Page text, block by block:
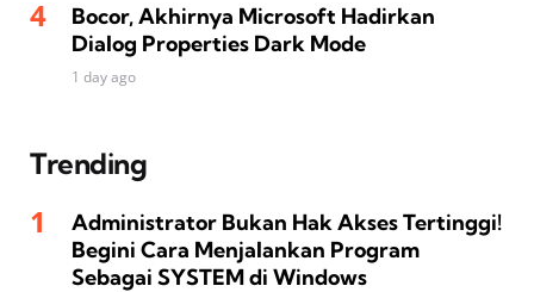
Bocor, Akhirnya Microsoft Hadirkan
Dialog Properties Dark Mode
1 day ago
Trending
Administrator Bukan Hak Akses Tertinggi!
Begini Cara Menjalankan Program
Sebagai SYSTEM di Windows